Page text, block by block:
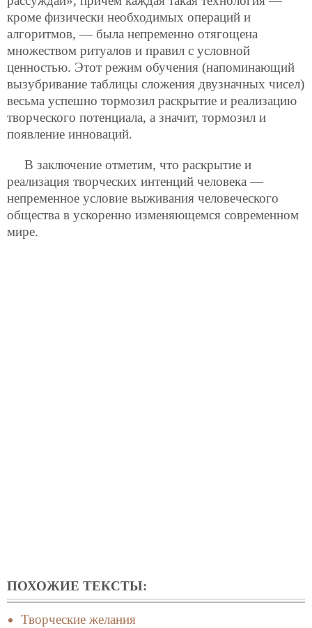
кроме физически необходимых операций и
алгоритмов, — была непременно отягощена
множеством ритуалов и правил с условной
ценностью. Этот режим обучения (напоминающий
вызубривание таблицы сложения двузначных чисел)
весьма успешно тормозил раскрытие и реализацию
творческого потенциала, а значит, тормозил и
появление инноваций.
В заключение отметим, что раскрытие и
реализация творческих интенций человека —
непременное условие выживания человеческого
общества в ускоренно изменяющемся современном
мире.
ПОХОЖИЕ ТЕКСТЫ:
Творческие желания